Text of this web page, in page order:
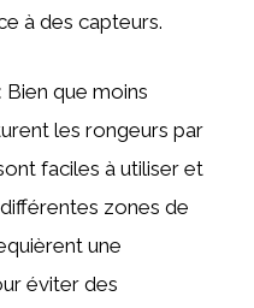
à des capteurs.
Bien que moins
les rongeurs par
faciles à utiliser et
zones de
une
éviter des